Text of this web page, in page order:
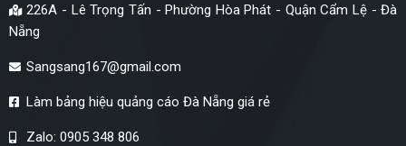
226A - Lê Trọng Tấn - Phường Hòa Phát - Quận Cẩm Lệ - Đà
Nẵng
Sangsang167@gmail.com
Làm bảng hiệu quảng cáo Đà Nẵng giá rẻ
Zalo: 0905 348 806